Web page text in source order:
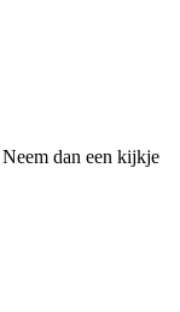
dan een kijkje